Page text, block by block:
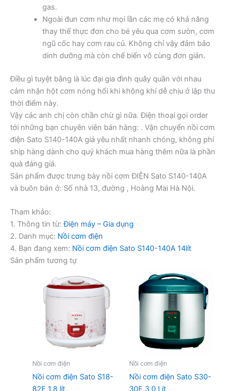
gas.
Ngoài đun cơm như mọi lần các mẹ có khả năng
thay thế thực đơn cho bé yêu qua cơm sườn, cơm
ngũ cốc hay cơm rau củ. Không chỉ vậy đảm bảo
dinh dưỡng mà còn chế biến vô cùng đơn giản.
Điều gì tuyệt bằng là lúc đại gia đình quây quần với nhau
cảm nhận hột cơm nóng hổi khi không khí dễ chịu ở lập thu
thời điểm này.
Vậy các anh chị còn chần chừ gì nữa. Điện thoại gọi order
tới những bạn chuyên viên bán hàng: . Vận chuyển nồi cơm
điện Sato S140-140A giá yêu nhất nhanh chóng, không phí
ship hàng dành cho quý khách mua hàng thêm nữa là phần
quà đáng giá.
Sản phẩm được trưng bày nồi cơm ĐIỆN Sato S140-140A
và buôn bán ở: Số nhà 13, đường , Hoàng Mai Hà Nội.
Tham khảo:
1. Thông tin từ:Điện máy – Gia dụng
2. Danh mục: Nồi cơm điện
4. Bạn đang xem: Nồi cơm điện Sato S140-140A 14lít
Sản phẩm tương tự
Nồi cơm điện
Nồi cơm điện Sato S18-
82F 1.8 lít
Nồi cơm điện
Nồi cơm điện Sato S30-
30E 3.0 Lít